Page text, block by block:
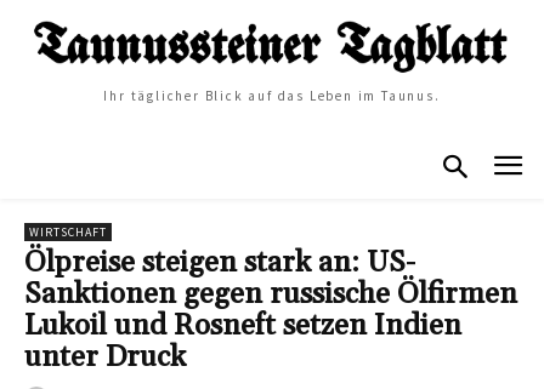
Ihr täglicher Blick auf das Leben im Taunus.
WIRTSCHAFT
Ölpreise steigen stark an: US-
Sanktionen gegen russische Ölfirmen
Lukoil und Rosneft setzen Indien
unter Druck